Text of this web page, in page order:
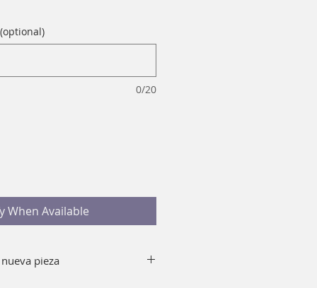
0/20
When Available
pieza